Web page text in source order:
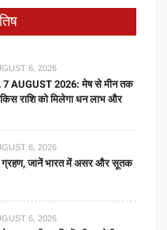
6, 2026
AUGUST 2026: मेष से मीन तक
राशि को मिलेगा धन लाभ और
6, 2026
ग्रहण, जानें भारत में असर और सूतक
6, 2026